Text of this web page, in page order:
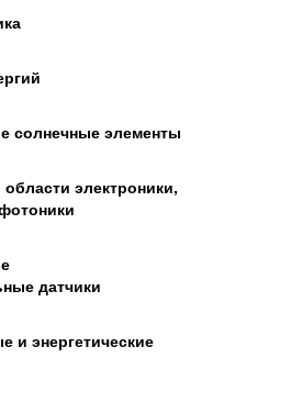
солнечные элементы
электроники,
датчики
и энергетические